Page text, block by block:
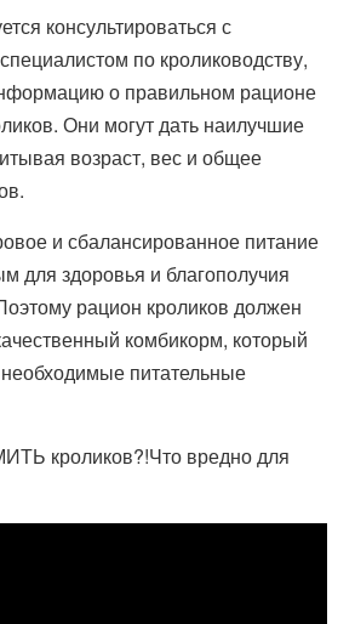
консультироваться с
по кролиководству,
о правильном рационе
Они могут дать наилучшие
возраст, вес и общее
и сбалансированное питание
для здоровья и благополучия
рацион кроликов должен
комбикорм, который
питательные
кроликов?!Что вредно для